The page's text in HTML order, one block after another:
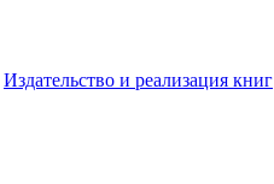
Издательство и реализация книг